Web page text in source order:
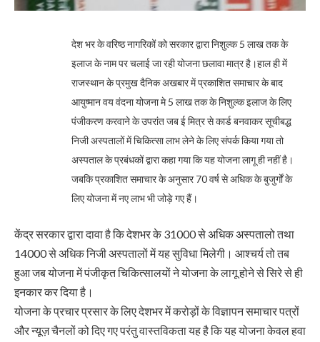
देश भर के वरिष्ठ नागरिकों को सरकार द्वारा निशुल्क 5 लाख तक के
इलाज के नाम पर चलाई जा रही योजना छलावा मात्र है।हाल ही में
राजस्थान के प्रमुख दैनिक अखबार में प्रकाशित समाचार के बाद
आयुष्मान वय वंदना योजना मे 5 लाख तक के निशुल्क इलाज के लिए
पंजीकरण करवाने के उपरांत जब ई मित्र से कार्ड बनवाकर सूचीबद्ध
निजी अस्पतालों में चिकित्सा लाभ लेने के लिए संपर्क किया गया तो
अस्पताल के प्रबंधकों द्वारा कहा गया कि यह योजना लागू ही नहीं है।
जबकि प्रकाशित समाचार के अनुसार 70 वर्ष से अधिक के बुजुर्गों के
लिए योजना में नए लाभ भी जोड़े गए हैं।
केंद्र सरकार द्वारा दावा है कि देशभर के 31000 से अधिक अस्पतालो तथा
14000 से अधिक निजी अस्पतालों में यह सुविधा मिलेगी। आश्चर्य तो तब
हुआ जब योजना में पंजीकृत चिकित्सालयों ने योजना के लागू होने से सिरे से ही
इनकार कर दिया है।
योजना के प्रचार प्रसार के लिए देशभर में करोड़ों के विज्ञापन समाचार पत्रों
और न्यूज़ चैनलों को दिए गए परंतु वास्तविकता यह है कि यह योजना केवल हवा